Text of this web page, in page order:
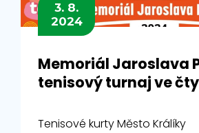
3. 8.
2024
Memoriál Jaroslava
tenisový turnaj ve
Tenisové kurty Město Králíky